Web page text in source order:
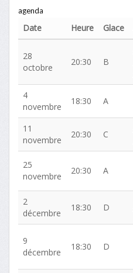
agenda
Date Heure Glace
28
octobre
20:30 B
4
novembre
18:30 A
11
novembre
20:30 C
25
novembre
20:30 A
2
décembre
18:30 D
9
décembre
18:30 D